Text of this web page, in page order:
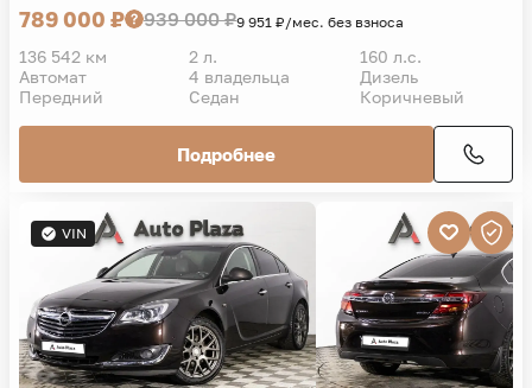
789 000 ₽ 939 000 ₽9 951 ₽/мес. без взноса
136 542 км 2 л.
160 л.с.
Автомат
4 владельца
Дизель
Передний
Седан Коричневый
Подробнее
VIN